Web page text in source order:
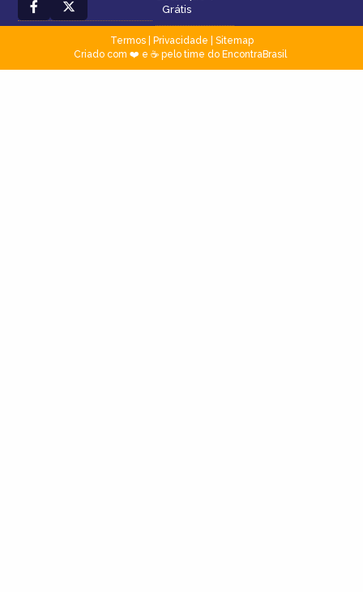
Grátis
Termos| Privacidade
Sitemap
Criado com ❤️ e ☕ pelo time do EncontraBrasil